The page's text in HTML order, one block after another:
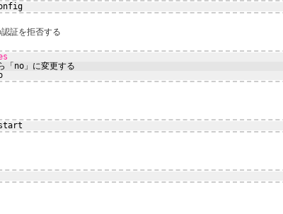
証を拒否する
「no」に変更する